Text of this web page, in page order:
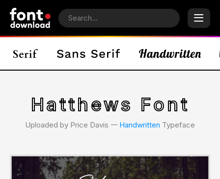
Hatthews Font
Uploaded by Price Davis 𑁋 Handwritten Typeface